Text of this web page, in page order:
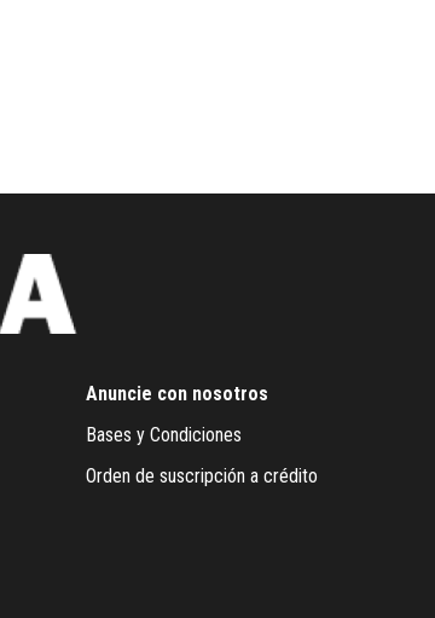
Anuncie con nosotros
Bases y Condiciones
Orden de suscripción a crédito